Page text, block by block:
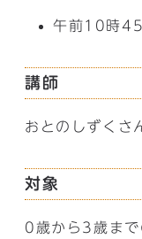
午前10時
講師
おとのしずくさ
対象
0歳から3歳まで